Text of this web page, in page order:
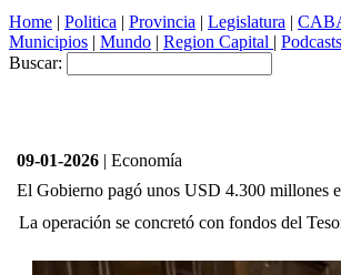
Home | Politica | Provincia | Legislatura |
Municipios | Mundo | Region Capital | Podcasts
Buscar:
09-01-2026 | Economía
El Gobierno pagó unos USD 4.300 millones
La operación se concretó con fondos del